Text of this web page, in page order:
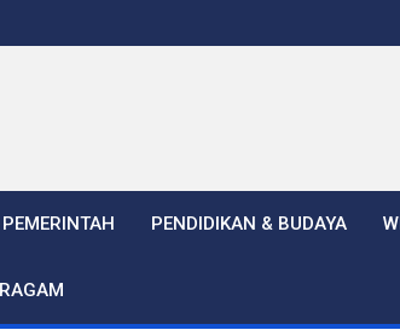
PENDIDIKAN & BUDAYA
RAGAM